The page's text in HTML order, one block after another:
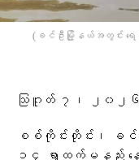
(ခင်ဦးမြို့နယ်အတွင်း ရေဝင်
သြဂူတ် ၇၊ ၂၀၂၆။ ဇ
စစ်ကိုင်းတိုင်း၊ ခင်ဦးမ